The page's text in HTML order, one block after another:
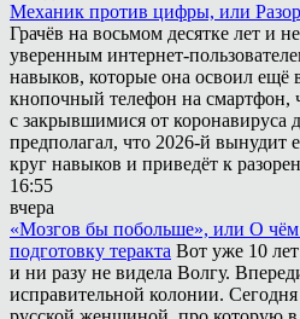
Механик против цифры, или
Грачёв на восьмом десятке лет и
уверенным интернет-
навыков, которые она освоил ещё
кнопочный телефон на смартфон,
с закрывшимися от коронавируса
предполагал, что 2026-й вынудит
круг навыков и приведёт к
16:55
вчера
«Мозгов бы побольше», или О чём
подготовку теракта Вот уже 10
и ни разу не видела Волгу.
исправительной колонии.